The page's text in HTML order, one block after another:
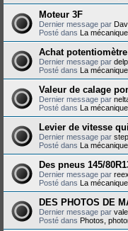
Moteur 3F
Dernier message par
Posté dans La mécanique
Achat
Dernier message par
Posté dans La mécanique
Valeur de calage
Dernier message par
Posté dans La mécanique
Levier de vitesse
Dernier message par
Posté dans La mécanique
Des pneus 145/
Dernier message par
Posté dans La mécanique
DES PHOTOS DE
Dernier message par
Posté dans Photos,